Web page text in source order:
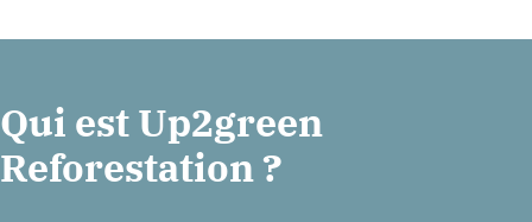
Qui est Up2green
Reforestation ?